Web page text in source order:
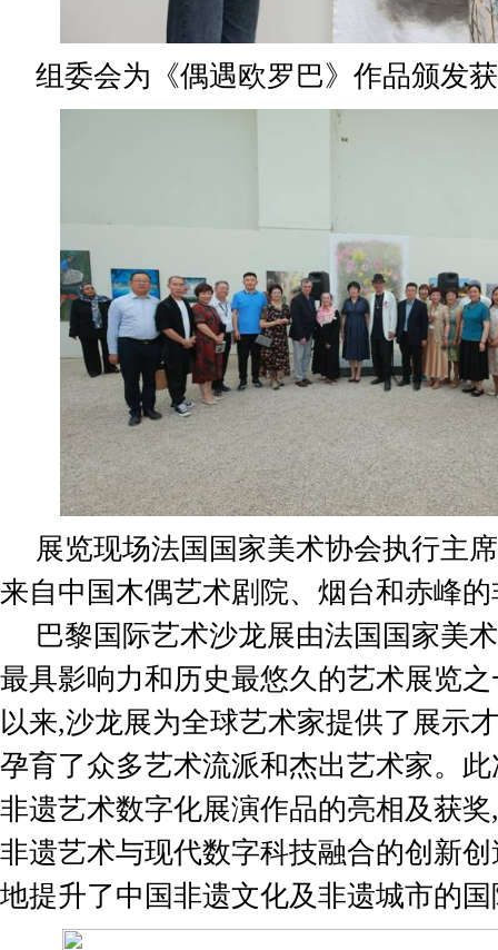
组委会为《偶遇欧罗巴》作品颁发
展览现场法国国家美术协会执行主
来自中国木偶艺术剧院、烟台和赤峰
巴黎国际艺术沙龙展由法国国家美
最具影响力和历史最悠久的艺术展览
以来,沙龙展为全球艺术家提供了展示
孕育了众多艺术流派和杰出艺术家。
非遗艺术数字化展演作品的亮相及获
非遗艺术与现代数字科技融合的创新
地提升了中国非遗文化及非遗城市的